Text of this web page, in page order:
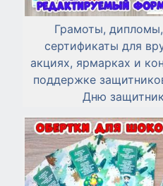
Грамоты,
сертификаты для
акциях, ярмарках и
поддержке
Дню